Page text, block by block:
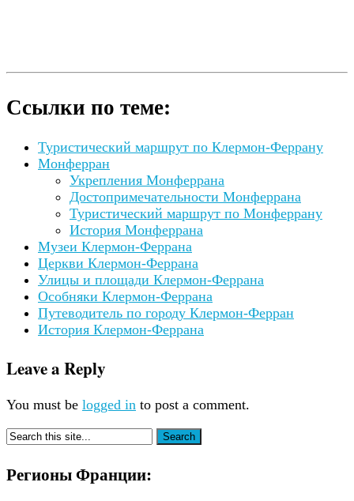
Ссылки по теме:
Туристический маршрут по Клермон-Феррану
Монферран
Укрепления Монферрана
Достопримечательности Монферрана
Туристический маршрут по Монферрану
История Монферрана
Музеи Клермон-Феррана
Церкви Клермон-Феррана
Улицы и площади Клермон-Феррана
Особняки Клермон-Феррана
Путеводитель по городу Клермон-Ферран
История Клермон-Феррана
Leave a Reply
You must be logged in to post a comment.
Регионы Франции: